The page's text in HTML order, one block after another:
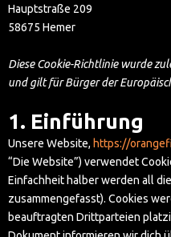
Hauptstraße 209
58675 Hemer
Diese Cookie-Richtlinie wurde
und gilt für Bürger der
1. Einführung
Unsere Website, https://
“Die Website”) verwendet
Einfachheit halber werden all
zusammengefasst). Cookies
beauftragten Drittparteien